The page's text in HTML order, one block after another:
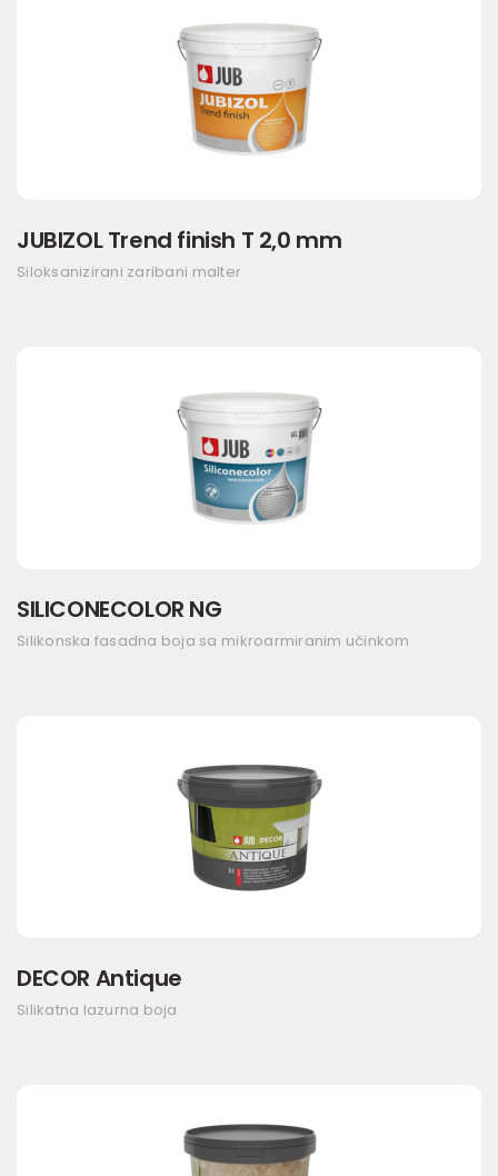
JUBIZOL Trend finish T 2,0 mm
Siloksanizirani zaribani malter
SILICONECOLOR NG
Silikonska fasadna boja sa mikroarmiranim učinkom
DECOR Antique
Silikatna lazurna boja